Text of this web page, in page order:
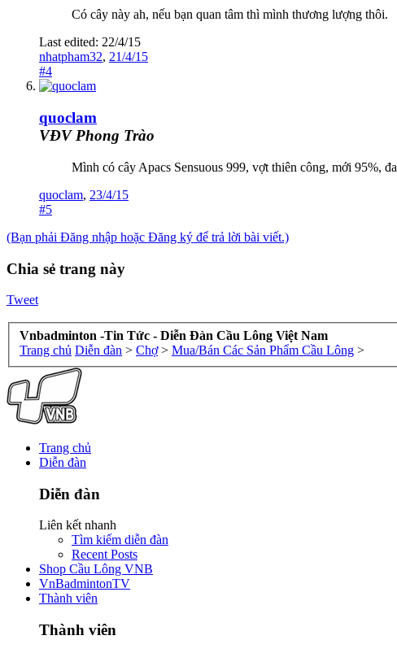
Có cây này ah, nếu bạn quan tâm thì mình thương lượng thôi.
Last edited: 22/4/15
nhatpham32, 21/4/15
#4
quoclam
VĐV Phong Trào
Mình có cây Apacs Sensuous 999, vợt thiên công, mới 95%,
quoclam, 23/4/15
#5
(Bạn phải Đăng nhập hoặc Đăng ký để trả lời bài viết.)
Chia sẻ trang này
Tweet
Vnbadminton -Tin Tức - Diễn Đàn Cầu Lông Việt Nam
Trang chủ Diễn đàn > Chợ > Mua/Bán Các Sản Phẩm Cầu Lông >
Trang chủ
Diễn đàn
Diễn đàn
Liên kết nhanh
Tìm kiếm diễn đàn
Recent Posts
Shop Cầu Lông VNB
VnBadmintonTV
Thành viên
Thành viên